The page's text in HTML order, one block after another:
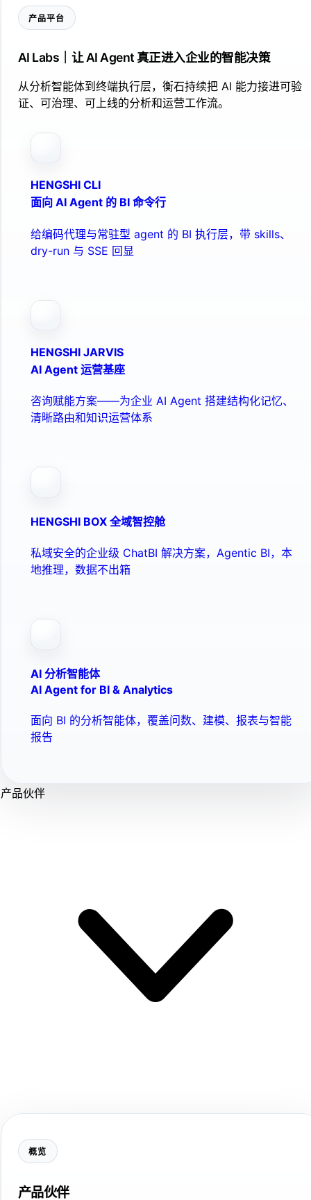
产品平台
AI Labs｜让 AI Agent 真正进入企业的智能决策
从分析智能体到终端执行层，衡石持续把 AI 能力接进可验
证、可治理、可上线的分析和运营工作流。
HENGSHI CLI
面向 AI Agent 的 BI 命令行
给编码代理与常驻型 agent 的 BI 执行层，带 skills、
dry-run 与 SSE 回显
HENGSHI JARVIS
AI Agent 运营基座
咨询赋能方案——为企业 AI Agent 搭建结构化记忆、
清晰路由和知识运营体系
HENGSHI BOX 全域智控舱
私域安全的企业级 ChatBI 解决方案，Agentic BI，本
地推理，数据不出箱
AI 分析智能体
AI Agent for BI & Analytics
面向 BI 的分析智能体，覆盖问数、建模、报表与智能
报告
产品伙伴
概览
产品伙伴